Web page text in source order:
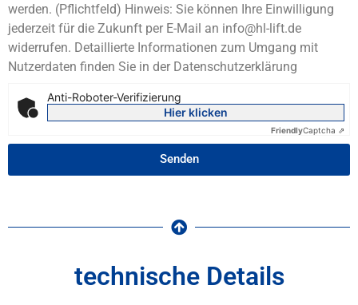
werden. (Pflichtfeld) Hinweis: Sie können Ihre Einwilligung
jederzeit für die Zukunft per E-Mail an info@hl-lift.de
widerrufen. Detaillierte Informationen zum Umgang mit
Nutzerdaten finden Sie in der Datenschutzerklärung
Anti-Roboter-Verifizierung
Hier klicken
FriendlyCaptcha ⇗
Senden
technische Details